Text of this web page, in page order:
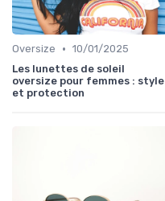
Oversize • 10/01/2025
Les lunettes de soleil
oversize pour femmes : style
et protection